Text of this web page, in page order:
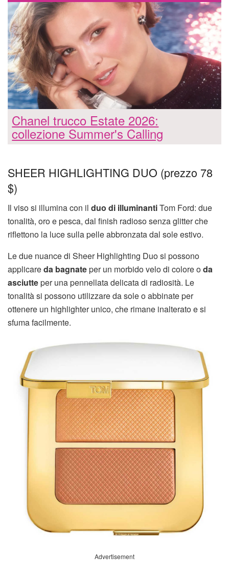
Chanel trucco Estate 2026:
collezione Summer's Calling
SHEER HIGHLIGHTING DUO (prezzo 78
$)
Il viso si illumina con il duo di illuminantiTom Ford: due
tonalità, oro e pesca, dal finish radioso senza glitter che
riflettono la luce sulla pelle abbronzata dal sole estivo.
Le due nuance di Sheer Highlighting Duo si possono
applicareda bagnateper un morbido velo di colore oda
asciutteper una pennellata delicata di radiosità. Le
tonalità si possono utilizzare da sole o abbinate per
ottenere un highlighter unico, che rimane inalterato e si
sfuma facilmente.
Advertisement